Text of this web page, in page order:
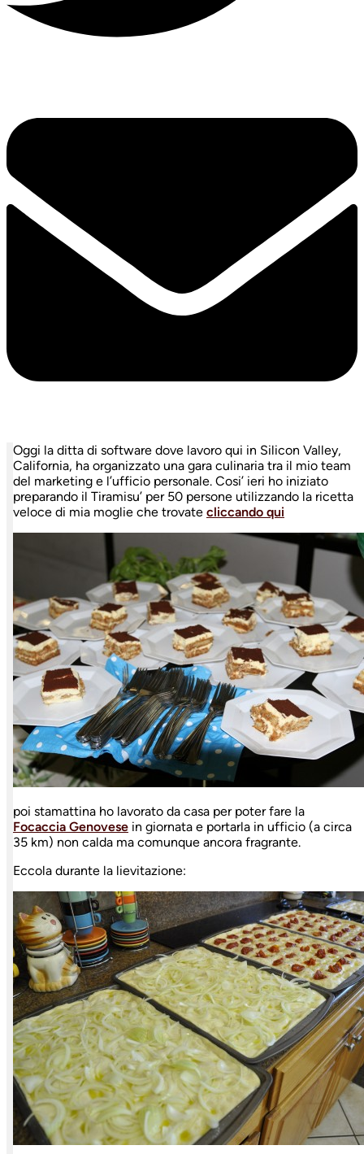
Oggi la ditta di software dove lavoro qui in Silicon Valley,
California, ha organizzato una gara culinaria tra il mio team
del marketing e l’ufficio personale. Cosi’ ieri ho iniziato
preparando il Tiramisu’ per 50 persone utilizzando la ricetta
veloce di mia moglie che trovate cliccando qui
poi stamattina ho lavorato da casa per poter fare la
Focaccia Genovese in giornata e portarla in ufficio (a circa
35 km) non calda ma comunque ancora fragrante.
Eccola durante la lievitazione: